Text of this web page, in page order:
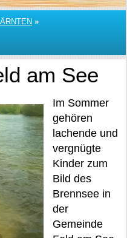
»
am See
Im Sommer
gehören
lachende und
vergnügte
Kinder zum
Bild des
Brennsee in
der
Gemeinde